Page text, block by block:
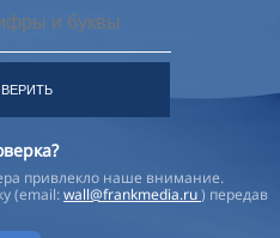
привлекло наше внимание.
(email:wall@frankmedia.ru) передав